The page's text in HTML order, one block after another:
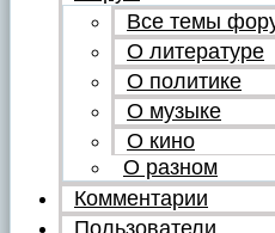
Все темы
О литературе
О политике
О музыке
О кино
О разном
Комментарии